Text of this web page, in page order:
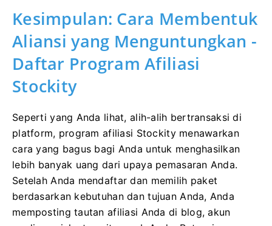
Kesimpulan: Cara Membentuk
Aliansi yang Menguntungkan -
Daftar Program Afiliasi
Stockity
Seperti yang Anda lihat, alih-alih bertransaksi di
platform, program afiliasi Stockity menawarkan
cara yang bagus bagi Anda untuk menghasilkan
lebih banyak uang dari upaya pemasaran Anda.
Setelah Anda mendaftar dan memilih paket
berdasarkan kebutuhan dan tujuan Anda, Anda
memposting tautan afiliasi Anda di blog, akun